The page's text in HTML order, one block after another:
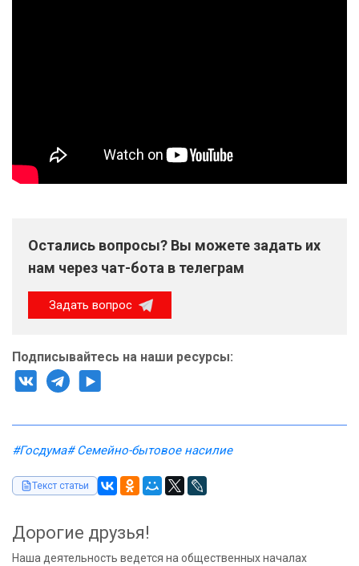
Остались вопросы? Вы можете задать их
нам через чат-бота в телеграм
Задать вопрос
Подписывайтесь на наши ресурсы:
#Госдума# Семейно-бытовое насилие
Текст статьи
Дорогие друзья!
Наша деятельность ведется на общественных началах